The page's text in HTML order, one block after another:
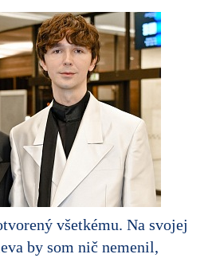
všetkému. Na svojej
by som nič nemenil,